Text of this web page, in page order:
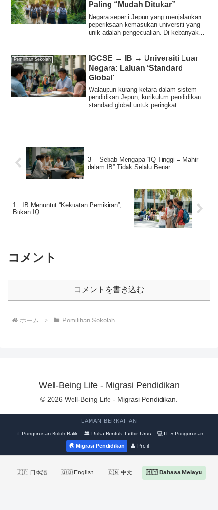
Paling “Mudah Ditukar”
Negara seperti Jepun yang menjalankan
peperiksaan kemasukan universiti yang
unik adalah pengecualian. Di kebanyakan
Pemilihan Sekolah
IGCSE → IB → Universiti Luar
Negara: Laluan ‘Standard
Global’
Walaupun kurang ketara dalam sistem
pendidikan Jepun, kurikulum pendidikan
standard global untuk peringkat
3｜ Sebab Mengapa “IQ Tinggi = Mahir
dalam IB” Tidak Selalu Benar
1｜IB Menuntut “Kekuatan Pemikiran”,
Bukan IQ
コメント
コメントを書き込む
ホーム Pemilihan Sekolah
Well-Being Life - Migrasi Pendidikan
© 2026 Well-Being Life - Migrasi Pendidikan.
LAMAN BERKAITAN
📊 Pengurusan Boleh Balik 🏛 Reka Bentuk Tadbir Urus 💻 IT × Pengurusan
🌏 Migrasi Pendidikan 👤 Profil
🇯🇵 日本語 🇬🇧 English 🇨🇳 中文 🇲🇾 Bahasa Melayu